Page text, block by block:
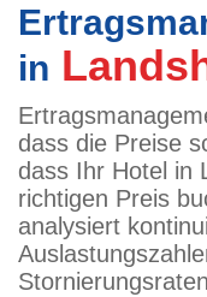
in
dass die Preise
dass Ihr Hotel in
richtigen Preis
analysiert